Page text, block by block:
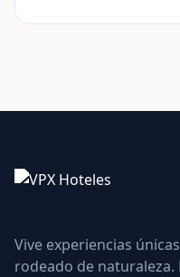
Vive experiencias
rodeado de naturaleza.